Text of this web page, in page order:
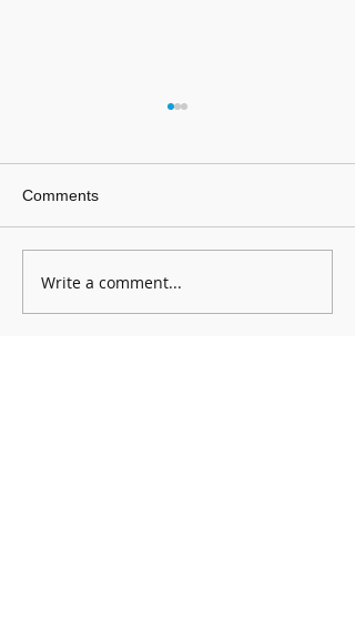
「後新儒學詮釋與實踐學
術研討會暨林安梧教授七
Comments
Write a comment...